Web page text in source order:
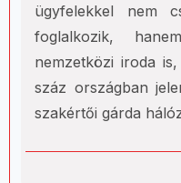
ügyfelekkel nem
foglalkozik,
nemzetközi iroda
száz országban
szakértői gárda